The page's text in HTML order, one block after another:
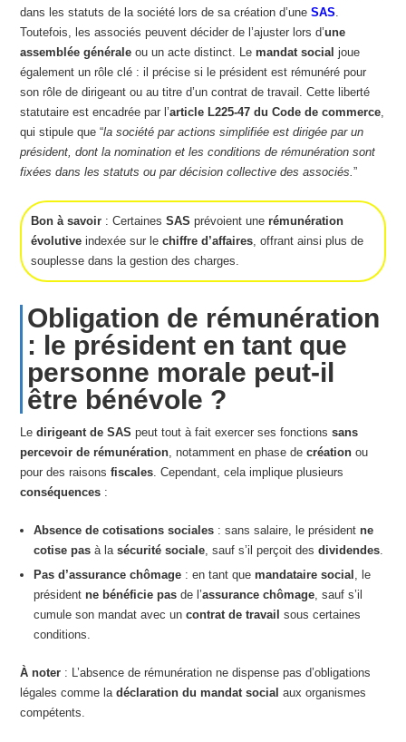
dans les statuts de la société lors de sa création d’uneSAS.
Toutefois, les associés peuvent décider de l’ajuster lors d’une
assemblée générale ou un acte distinct. Lemandat social joue
également un rôle clé : il précise si le président est rémunéré pour
son rôle de dirigeant ou au titre d’un contrat de travail. Cette liberté
statutaire est encadrée par l’article L225-47 du Code de commerce,
qui stipule que “la société par actions simplifiée est dirigée par un
président, dont la nomination et les conditions de rémunération sont
fixées dans les statuts ou par décision collective des associés.”
Bon à savoir : CertainesSAS prévoient unerémunération
évolutive indexée sur lechiffre d’affaires, offrant ainsi plus de
souplesse dans la gestion des charges.
Obligation de rémunération
: le président en tant que
personne morale peut-il
être bénévole ?
Ledirigeant de SAS peut tout à fait exercer ses fonctionssans
percevoir de rémunération, notamment en phase decréation ou
pour des raisonsfiscales. Cependant, cela implique plusieurs
conséquences :
Absence de cotisations sociales : sans salaire, le présidentne
cotise pas à lasécurité sociale, sauf s’il perçoit desdividendes.
Pas d’assurance chômage : en tant quemandataire social , le
présidentne bénéficie pas de l’assurance chômage, sauf s’il
cumule son mandat avec uncontrat de travail sous certaines
conditions.
À noter : L’absence de rémunération ne dispense pas d’obligations
légales comme ladéclaration du mandat social aux organismes
compétents.